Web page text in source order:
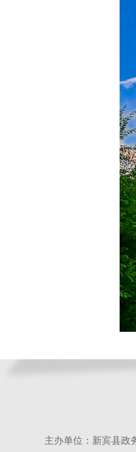
主办单位：新宾县政